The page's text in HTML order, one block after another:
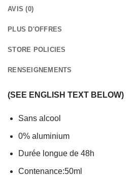
AVIS (0)
PLUS D'OFFRES
STORE POLICIES
RENSEIGNEMENTS
(SEE ENGLISH TEXT BELOW)
Sans alcool
0% aluminium
Durée longue de 48h
Contenance:50ml